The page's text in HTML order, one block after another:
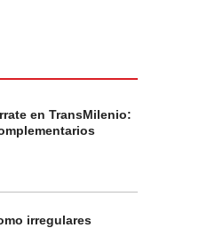
en TransMilenio:
irregulares